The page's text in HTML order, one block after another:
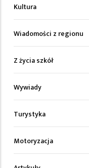
Kultura
Wiadomości z regionu
Z życia szkół
Wywiady
Turystyka
Motoryzacja